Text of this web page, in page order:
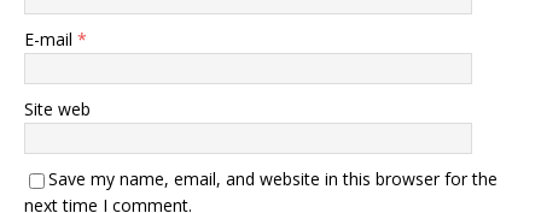
E-mail *
Site web
Save my name, email, and website in this browser for the
next time I comment.